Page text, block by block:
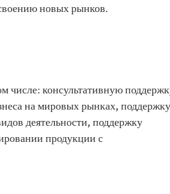
новых рынков.
числе: консультативную
на мировых рынках, поддержку
деятельности, поддержку
продукции с